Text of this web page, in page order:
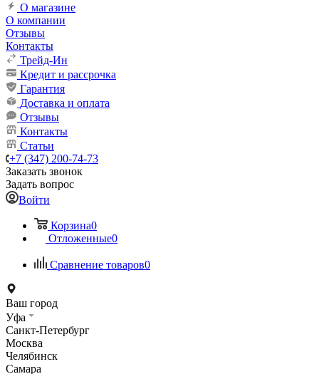
О магазине
О компании
Отзывы
Контакты
Трейд-Ин
Кредит и рассрочка
Гарантия
Доставка и оплата
Отзывы
Контакты
Статьи
+7 (347) 200-74-73
Заказать звонок
Задать вопрос
Войти
Корзина0
Отложенные0
Сравнение товаров0
Ваш город
Уфа
Санкт-Петербург
Москва
Челябинск
Самара